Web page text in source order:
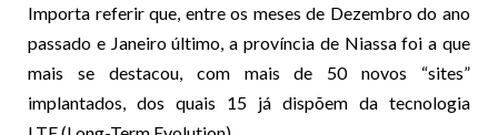
Importa referir que, entre os meses de Dezembro do ano
passado e Janeiro último, a província de Niassa foi a que
mais se destacou, com mais de 50 novos “sites”
implantados, dos quais 15 já dispõem da tecnologia